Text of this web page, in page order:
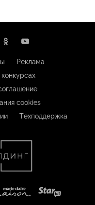
Реклама
cookies
Техподдержка